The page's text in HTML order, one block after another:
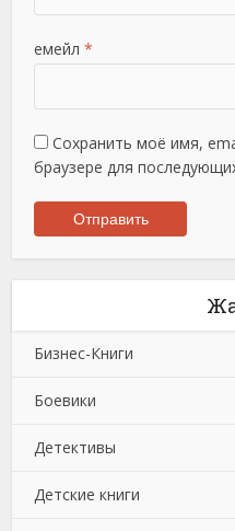
емейл *
Сохранить моё имя,
браузере для
Бизнес-Книги
Банковское дело
Бухучет,
Делопроизводство
Боевики
Боевики: Прочее
Криминальные боевики
Детективы
Зарубежные детективы
Детские книги